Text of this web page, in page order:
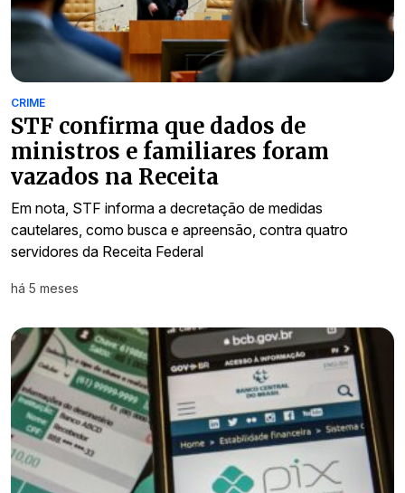
CRIME
STF confirma que dados de
ministros e familiares foram
vazados na Receita
Em nota, STF informa a decretação de medidas
cautelares, como busca e apreensão, contra quatro
servidores da Receita Federal
há 5 meses